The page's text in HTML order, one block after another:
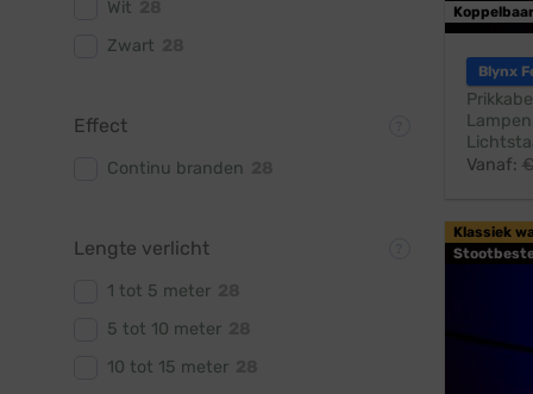
Wit
Zwart
Effect
Continu branden
Lengte verlicht
1 tot 5 meter
5 tot 10 meter
10 tot 15 meter
Koppelbaar
Blynx
Vanaf: €
Klassiek